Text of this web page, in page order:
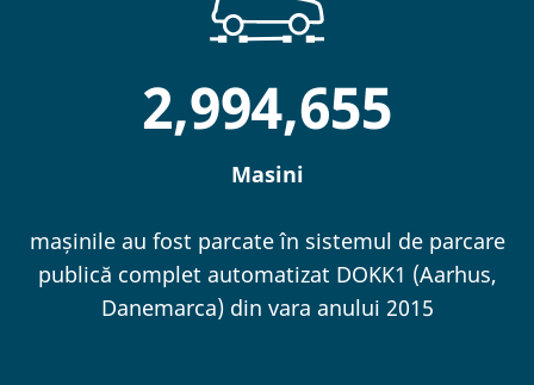
2,994,655
Masini
mașinile au fost parcate în sistemul de parcare
publică complet automatizat DOKK1 (Aarhus,
Danemarca) din vara anului 2015